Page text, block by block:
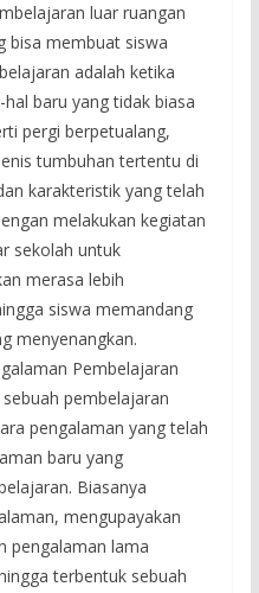
luar ruangan
bisa membuat siswa
adalah ketika
baru yang tidak biasa
pergi berpetualang,
tumbuhan tertentu di
karakteristik yang telah
melakukan kegiatan
sekolah untuk
merasa lebih
siswa memandang
menyenangkan.
Pembelajaran
pembelajaran
pengalaman yang telah
baru yang
Biasanya
mengupayakan
pengalaman lama
terbentuk sebuah